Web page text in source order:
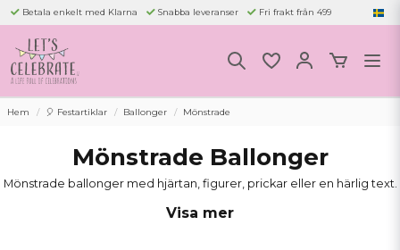
Betala enkelt med Klarna Snabba leveranser Fri frakt från 499
Hem 🎈 Festartiklar Ballonger Mönstrade
Mönstrade Ballonger
Mönstrade ballonger med hjärtan, figurer, prickar eller en härlig text.
Visa mer